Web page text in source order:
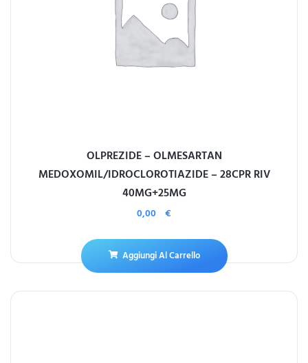
OLPREZIDE – OLMESARTAN
MEDOXOMIL/IDROCLOROTIAZIDE – 28CPR RIV
40MG+25MG
0,00 €
Aggiungi Al Carrello